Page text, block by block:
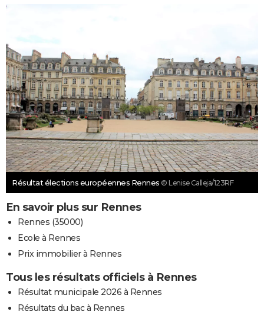
Résultat élections européennes Rennes © Lenise Calleja/123RF
En savoir plus sur Rennes
Rennes (35000)
Ecole à Rennes
Prix immobilier à Rennes
Tous les résultats officiels à Rennes
Résultat municipale 2026 à Rennes
Résultats du bac à Rennes